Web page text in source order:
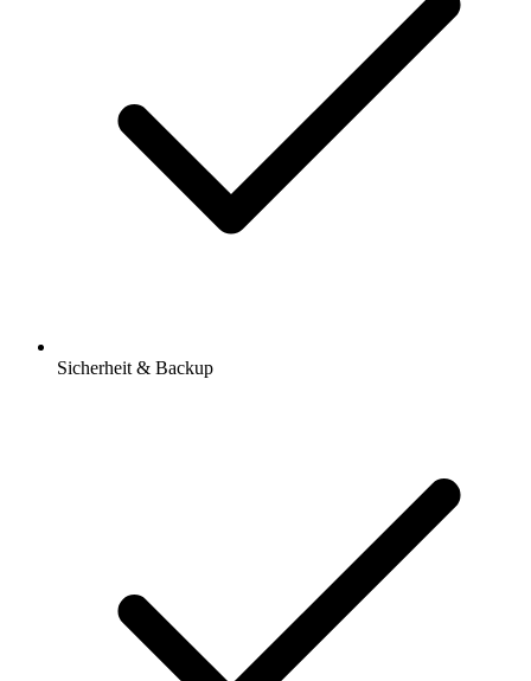
Sicherheit & Backup